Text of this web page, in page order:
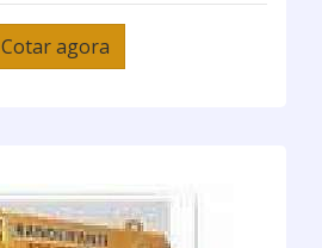
Cotar agora